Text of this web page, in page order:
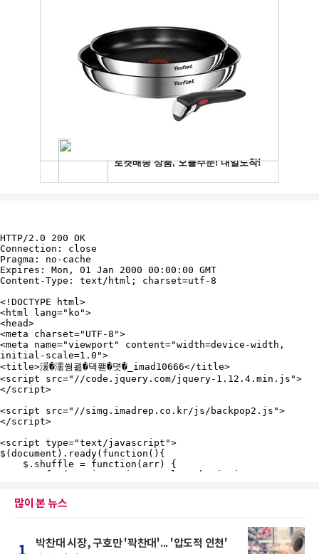
많이 본 뉴스
박찬대 시장, 구호만 '꽉찬대'... '압도적 인천'